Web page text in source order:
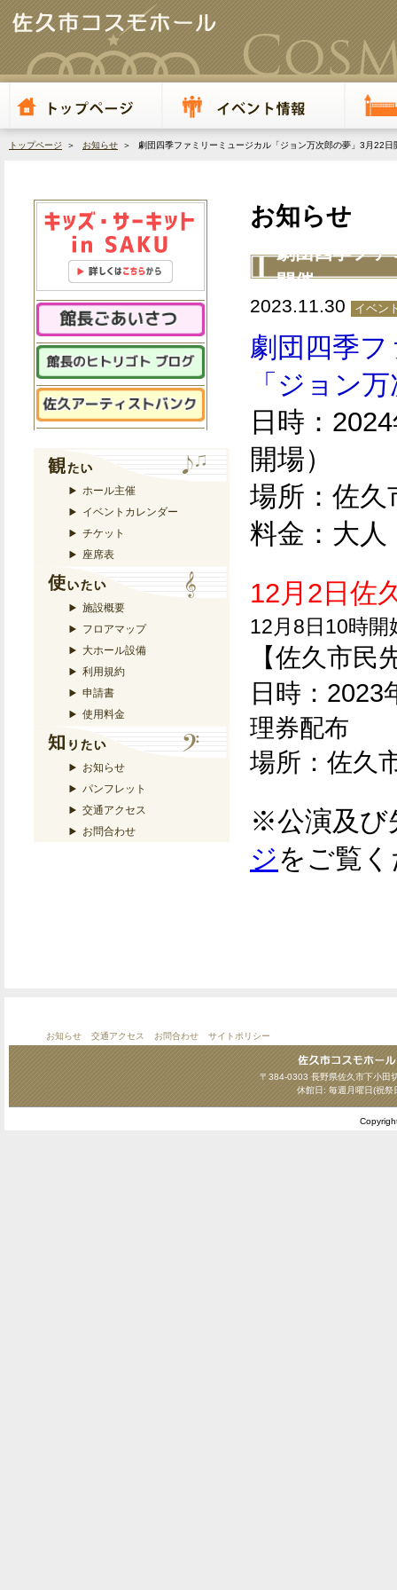
トップページ ＞ お知らせ ＞ 劇団四季ファミリーミュージカル「ジョン万次郎の夢」3月22日
ホール主催
イベントカレンダー
チケット
座席表
施設概要
フロアマップ
大ホール設備
利用規約
申請書
使用料金
お知らせ
パンフレット
交通アクセス
お問合わせ
お知らせ
劇団四季ファ
開催
2023.11.30
イベン
劇団四季
「ジョン
日時：
開場）
場所：佐
料金：大
12月2日佐
12月8日10時開
【佐久市民
日時：2023
理券配布
場所：佐久
※公演及び
ジをご覧
お知らせ 交通アクセス お問合わせ サイトポリシー
〒384-0303 長野県佐久市下小
休館日: 毎週月曜日(祝